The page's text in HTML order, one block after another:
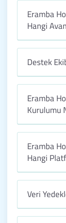
Eramba
Hangi
Destek
Eramba
Kurulumu
Eramba
Hangi
Veri